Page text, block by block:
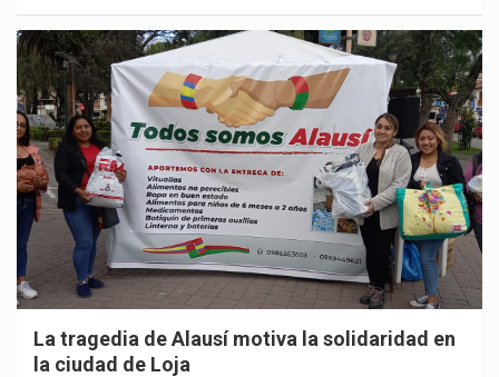
La tragedia de Alausí motiva la solidaridad en
la ciudad de Loja